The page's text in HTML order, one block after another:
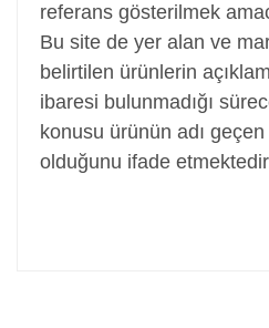
referans gösterilmek
Bu site de yer alan ve
belirtilen ürünlerin
ibaresi bulunmadığı
konusu ürünün adı
olduğunu ifade